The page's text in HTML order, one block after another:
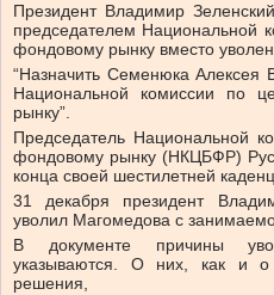
Президент Владимир
председателем Национальной
фондовому рынку вместо
“Назначить Семенюка Алексея
Национальной комиссии по
рынку”.
Председатель Национальной
фондовому рынку (НКЦБФР)
конца своей шестилетней
31 декабря президент
уволил Магомедова с
В документе причины
указываются. О них, как и о
решения,